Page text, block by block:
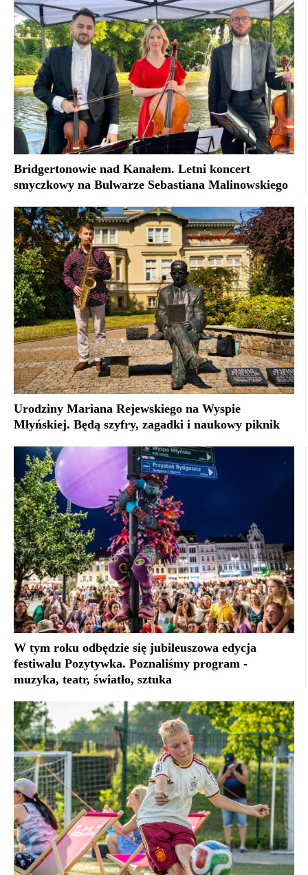
Bridgertonowie nad Kanałem. Letni koncert
smyczkowy na Bulwarze Sebastiana Malinowskiego
Urodziny Mariana Rejewskiego na Wyspie
Młyńskiej. Będą szyfry, zagadki i naukowy piknik
W tym roku odbędzie się jubileuszowa edycja
festiwalu Pozytywka. Poznaliśmy program -
muzyka, teatr, światło, sztuka